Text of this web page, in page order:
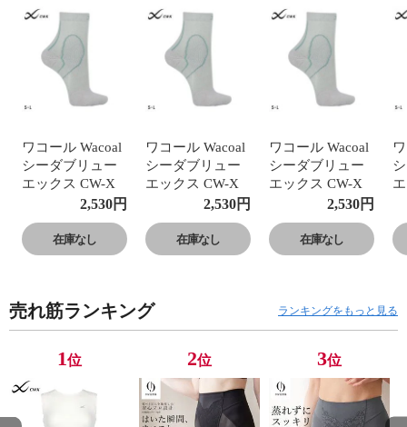
ワコール Wacoal
シーダブリュー
エックス CW-X
PARTS 男女兼用
サポートソック
ス ショートタイ
プ 靴下
2,530円
在庫なし
ワコール Wacoal
シーダブリュー
エックス CW-X
PARTS 男女兼用
サポートソック
ス ショートタイ
プ 靴下
2,530円
在庫なし
ワコール Wacoal
シーダブリュー
エックス CW-X
PARTS 男女兼用
サポートソック
ス ショートタイ
プ 靴下
2,530円
在庫なし
売れ筋ランキング ランキングをもっと見る
1位 2位 3位